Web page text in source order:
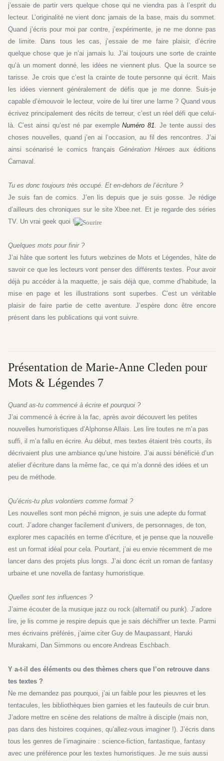
j’essaie de partir vers quelque chose qui ne viendra pas à l’esprit du
lecteur. L’originalité ne vient donc jamais de la base, mais du sommet.
Quand j’écris pour moi par contre, j’expérimente, je ne me donne pas
de limite. Dans tous les cas, j’essaie de me faire plaisir, d’écrire
quelque chose que je n’ai jamais lu. J’ai toujours une sorte de crainte
qu’à un moment donné, les idées ne viennent plus. Que la source se
tarisse. Je crois que c’est la crainte de toute personne qui écrit. Mais
les idées viennent généralement de défis que je me donne. Suis-je
capable d’émouvoir le lecteur, voire de lui tirer une larme ? Quand vous
écrivez principalement des récits de terreur, c’est un réel défi que celui-
là. C’est ainsi qu’est né par exempleNuméro 81. Je tente aussi des
choses nouvelles, quand j’en ai l’occasion, au fil des rencontres. J’ai
ainsi scénarisé le comics français Génération Héroes aux éditions
Carnaval.
Tu es donc toujours très occupé. Et en-dehors de l’écriture ?
Je suis fan de comics. J’en lis depuis que je suis gosse. Je rédige
d’ailleurs des chroniques sur le site Xbee.net. Et je regarde des séries
TV. Un vrai geek quoi !
Quelques mots pour finir ?
J’ai hâte que sortent les futurs webzines de Mots et Légendes, hâte de
savoir ce que les lecteurs vont penser des différents textes. Pour avoir
déjà pu accéder à la maquette, je sais déjà que, comme d’habitude, la
mise en page et les illustrations sont superbes. C’est un véritable
plaisir de faire partie de cette aventure. J’espère donc être encore
présent dans les publications qui vont suivre.
Présentation de Marie-Anne Cleden pour
Mots & Légendes 7
Quand as-tu commencé à écrire et pourquoi ?
J’ai commencé à écrire à la fac, après avoir découvert les petites
nouvelles humoris­tiques d’Alphonse Allais. Les lire toutes ne m’a pas
suffi, il m’a fallu en écrire. Au dé­but, mes textes étaient très courts, ils
décrivaient plus une ambiance qu’une histoire. J’ai aussi bénéficié d’un
atelier d’écriture dans la même fac, ce qui m’a donné des idées et un
peu de méthode.
Qu’écris-tu plus volontiers comme format ?
Les nouvelles sont mon péché mignon, je suis une adepte du format
court. J’adore changer facilement d’univers, de personnages, de ton,
explorer mes capacités en terme d’écriture, et je pense que la nouvelle
est un format idéal pour cela. Pourtant, j’ai eu en­vie récemment de me
lancer dans des projets plus longs. J’ai donc écrit un roman de fantasy
urbaine et une novella de fantasy humoristique.
Quelles sont tes influences ?
J’aime écouter de la musique jazz ou rock (alternatif ou punk). J’adore
lire, je lis comme je respire depuis que je sais déchiffrer un texte. Parmi
mes écrivains préférés, j’aime citer Guy de Maupassant, Haruki
Murakami, Dan Simmons ou encore Andreas Eschbach.
Y a-t-il des éléments ou des thèmes chers que l’on retrouve dans
tes textes ?
Ne me demandez pas pourquoi, j’ai un faible pour les pieuvres et les
tentacules, les bibliothèques bien garnies et les fauteuils de cuir brun.
J’adore mettre en scène des rela­tions de maître à disciple (mais non,
pas dans des histoires coquines, qu’allez-vous ima­giner !). J’écris dans
tous les genres de l’imaginaire : science-fiction, fantastique, fantasy
avec une préférence pour les textes humoristiques. Je me suis aussi